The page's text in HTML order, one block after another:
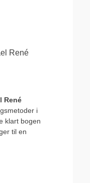
René
René
i
klart bogen
til en